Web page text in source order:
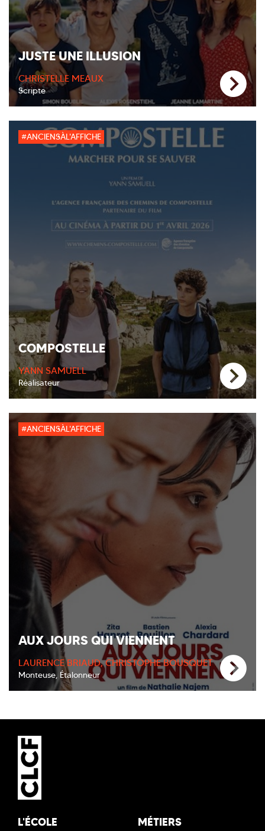
JUSTE UNE ILLUSION
CHRISTELLE MEAUX
Scripte
#ANCIENSÀL'AFFICHE
COMPOSTELLE
YANN SAMUELL
Réalisateur
#ANCIENSÀL'AFFICHE
AUX JOURS QUI VIENNENT
LAURENCE BRIAUD, CHRISTOPHE BOUSQUET
Monteuse, Étalonneur
L'ÉCOLE
MÉTIERS